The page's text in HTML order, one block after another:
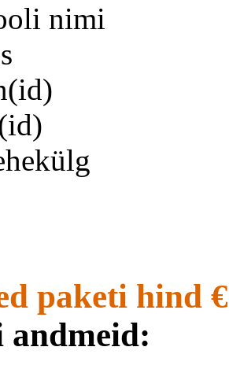
nimi
paketi hind